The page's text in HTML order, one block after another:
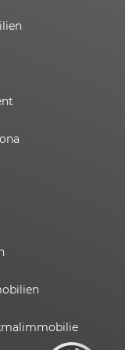
Empfehlungen auf
ProvenExpert.com